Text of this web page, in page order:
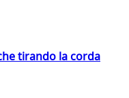
tirando la corda